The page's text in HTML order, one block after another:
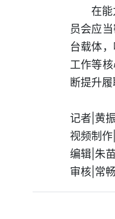
在
员会应
台载体
工作等
断提升
记者|黄
视频制
编辑|朱苗
审核|常畅